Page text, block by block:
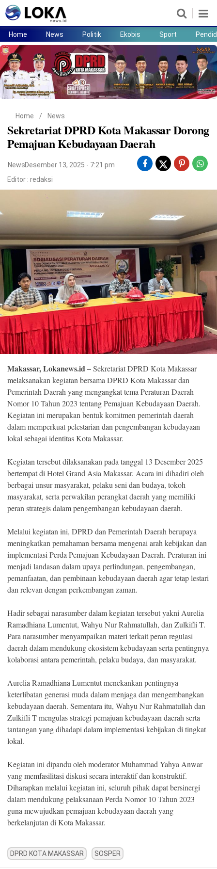
Home News
Ekobis
Sport Pendidikan
Lifestyle
©
Copyright
2026
Loka
News
right
reserved
Home News Politik Ekobis Sport
Home / News
Sekretariat DPRD Kota Makassar Dorong
Pemajuan Kebudayaan Daerah
NewsDesember 13, 2025 - 7:21 pm
Editor : redaksi
Makassar, Lokanews.id –Sekretariat DPRD Kota Makassar
melaksanakan kegiatan bersama DPRD Kota Makassar dan
Pemerintah Daerah yang mengangkat tema Peraturan Daerah
Nomor 10 Tahun 2023 tentang Pemajuan Kebudayaan Daerah.
Kegiatan ini merupakan bentuk komitmen pemerintah daerah
dalam memperkuat pelestarian dan pengembangan kebudayaan
lokal sebagai identitas Kota Makassar.
Kegiatan tersebut dilaksanakan pada tanggal 13 Desember 2025
bertempat di Hotel Grand Asia Makassar. Acara ini dihadiri oleh
berbagai unsur masyarakat, pelaku seni dan budaya, tokoh
masyarakat, serta perwakilan perangkat daerah yang memiliki
peran strategis dalam pengembangan kebudayaan daerah.
Melalui kegiatan ini, DPRD dan Pemerintah Daerah berupaya
meningkatkan pemahaman bersama mengenai arah kebijakan dan
implementasi Perda Pemajuan Kebudayaan Daerah. Peraturan ini
menjadi landasan dalam upaya perlindungan, pengembangan,
pemanfaatan, dan pembinaan kebudayaan daerah agar tetap lestari
dan relevan dengan perkembangan zaman.
Hadir sebagai narasumber dalam kegiatan tersebut yakni Aurelia
Ramadhiana Lumentut, Wahyu Nur Rahmatullah, dan Zulkifli T.
Para narasumber menyampaikan materi terkait peran regulasi
daerah dalam mendukung ekosistem kebudayaan serta pentingnya
kolaborasi antara pemerintah, pelaku budaya, dan masyarakat.
Aurelia Ramadhiana Lumentut menekankan pentingnya
keterlibatan generasi muda dalam menjaga dan mengembangkan
kebudayaan daerah. Sementara itu, Wahyu Nur Rahmatullah dan
Zulkifli T mengulas strategi pemajuan kebudayaan daerah serta
tantangan yang dihadapi dalam implementasi kebijakan di tingkat
lokal.
Kegiatan ini dipandu oleh moderator Muhammad Yahya Anwar
yang memfasilitasi diskusi secara interaktif dan konstruktif.
Diharapkan melalui kegiatan ini, seluruh pihak dapat bersinergi
dalam mendukung pelaksanaan Perda Nomor 10 Tahun 2023
guna mewujudkan pemajuan kebudayaan daerah yang
berkelanjutan di Kota Makassar.
DPRD KOTA MAKASSAR SOSPER